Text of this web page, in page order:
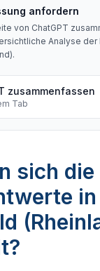
anfordern
von ChatGPT
Analyse
.
zusammenfassen
Tab
sich die